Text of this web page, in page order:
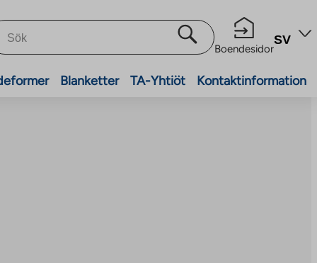
Boendesidor
SV
Blanketter TA-Yhtiöt Kontaktinformation